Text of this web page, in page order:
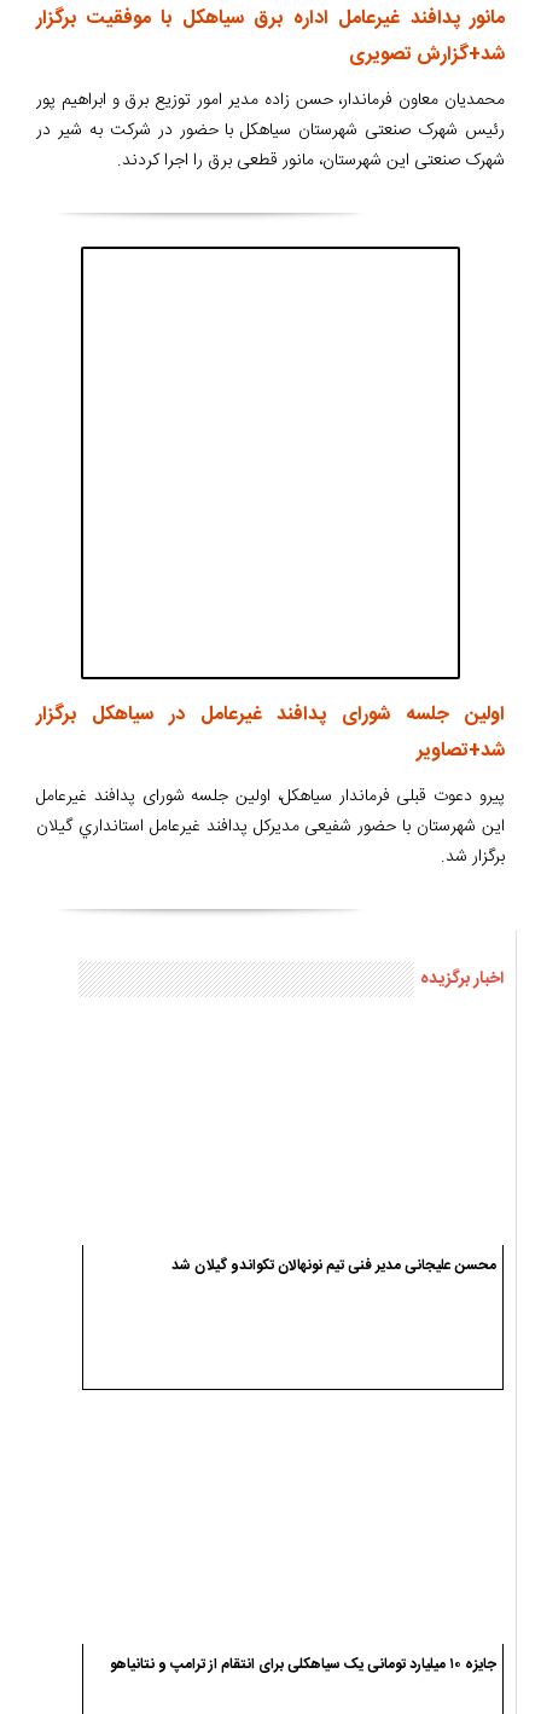
مانور پدافند غیرعامل اداره برق سیاهکل با موفقیت برگزار
شد+گزارش تصویری
محمدیان معاون فرماندار، حسن زاده مدیر امور توزیع برق و ابراهیم پور
رئیس شهرک صنعتی شهرستان سیاهکل با حضور در شرکت به شیر در
شهرک صنعتی این شهرستان، مانور قطعی برق را اجرا کردند.
اولین جلسه شورای پدافند غیرعامل در سیاهکل برگزار
شد+تصاویر
پيرو دعوت قبلی فرماندار سياهكل، اولين جلسه شورای پدافند غيرعامل
این شهرستان با حضور شفیعی مديركل پدافند غيرعامل استانداري گيلان
برگزار شد.
اخبار برگزیده
محسن علیجانی مدیر فنی تیم نونهالان تکواندو گیلان شد
جایزه ۱۰ میلیارد تومانی یک سیاهکلی برای انتقام از ترامپ و نتانیاهو